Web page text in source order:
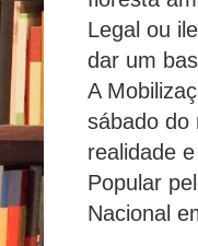
Legal ou
dar um
A
sábado do
realidade
Popular
Nacional